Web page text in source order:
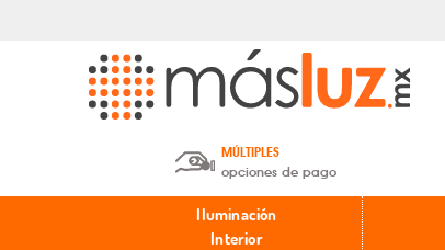
MÚLTIPLES
opciones de pago
Depósito en efectivo o Cheque y
Transferencia.
Iluminación
Interior